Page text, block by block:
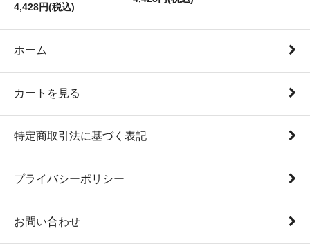
4,428円(税込)
ホーム
カートを見る
特定商取引法に基づく表記
プライバシーポリシー
お問い合わせ